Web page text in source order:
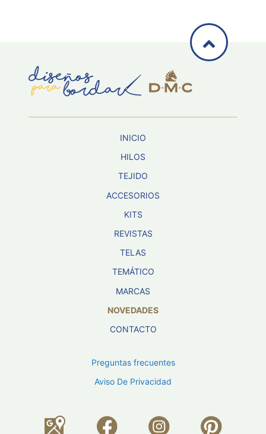
INICIO
HILOS
TEJIDO
ACCESORIOS
KITS
REVISTAS
TELAS
TEMÁTICO
MARCAS
NOVEDADES
CONTACTO
Preguntas frecuentes
Aviso De Privacidad